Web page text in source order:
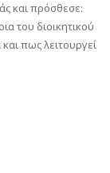
και πρόσθεσε:
του διοικητικού
πως λειτουργεί